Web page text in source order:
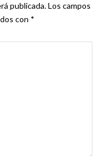
publicada.Los campos
con *